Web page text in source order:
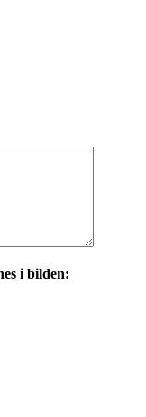
i bilden: